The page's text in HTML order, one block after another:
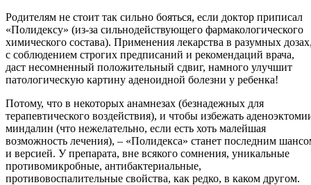
Родителям не стоит так сильно бояться, если доктор приписал
«Полидексу» (из-за сильнодействующего фармакологического
химического состава). Применения лекарства в разумных
с соблюдением строгих предписаний и рекомендаций врача,
даст несомненный положительный сдвиг, намного улучшит
патологическую картину аденоидной болезни у ребенка!
Потому, что в некоторых анамнезах (безнадежных для
терапевтического воздействия), и чтобы избежать
миндалин (что нежелательно, если есть хоть малейшая
возможность лечения), – «Полидекса» станет последним
и версией. У препарата, вне всякого сомнения, уникальные
противомикробные, антибактериальные,
противовоспалительные свойства, как редко, в каком другом.